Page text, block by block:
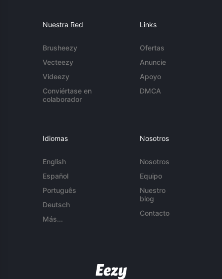
Nuestra Red
Brusheezy
Vecteezy
Videezy
Conviértase en
colaborador
Links
Ofertas
Anuncie
Apoyo
DMCA
Idiomas
English
Español
Português
Deutsch
Más...
Nosotros
Nosotros
Equipo
Nuestro
blog
Contacto